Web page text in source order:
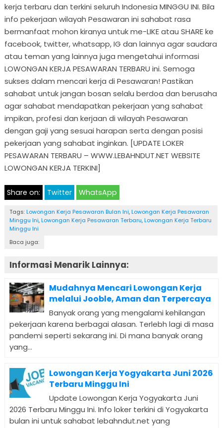
kerja terbaru dan terkini seluruh Indonesia MINGGU INI. Bila
info pekerjaan wilayah Pesawaran ini sahabat rasa
bermanfaat mohon kiranya untuk me-LIKE atau SHARE ke
facebook, twitter, whatsapp, IG dan lainnya agar saudara
atau teman yang lainnya juga mengetahui informasi
LOWONGAN KERJA PESAWARAN TERBARU ini. Semoga
sukses dalam mencari kerja di Pesawaran! Pastikan
sahabat untuk jangan bosan selalu berdoa dan berusaha
agar sahabat mendapatkan pekerjaan yang sahabat
impikan, profesi dan kerjaan di wilayah Pesawaran
dengan gaji yang sesuai harapan serta dengan posisi
pekerjaan yang sahabat inginkan. [UPDATE LOKER
PESAWARAN TERBARU – WWW.LEBAHNDUT.NET WEBSITE
LOWONGAN KERJA TERKINI]
Share on: Twitter WhatsApp
Tags: Lowongan Kerja Pesawaran Bulan Ini, Lowongan Kerja Pesawaran
Minggu Ini, Lowongan Kerja Pesawaran Terbaru, Lowongan Kerja Terbaru
Minggu Ini
Baca juga:
Informasi Menarik Lainnya:
Mudahnya Mencari Lowongan Kerja
melalui Jooble, Aman dan Terpercaya
Banyak orang yang mengalami kehilangan
pekerjaan karena berbagai alasan. Terlebh lagi di masa
pandemi seperti sekarang ini. Di mana banyak orang
yang...
Lowongan Kerja Yogyakarta Juni 2026
Terbaru Minggu Ini
Update Lowongan Kerja Yogyakarta Juni
2026 Terbaru Minggu Ini. Info loker terkini di Yogyakarta
bulan ini untuk sahabat lebahndut.net yang